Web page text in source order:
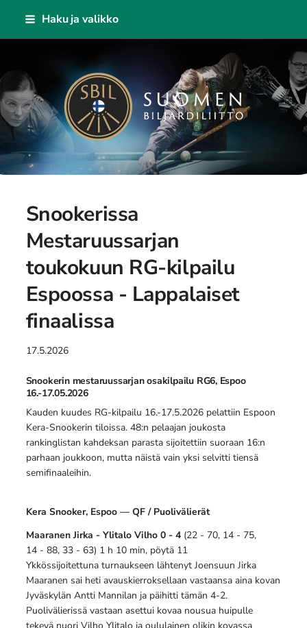
Siirry
Haku ja valikko
Suomen Biljardiliitto ry
Snookerissa
Mestaruussarjan
toukokuun RG-kilpailu
Espoossa - Lappalaiset
finaalissa
17.5.2026
Snookerin mestaruussarjan osakilpailu RG6, Espoo
16.-17.05.2026
Kauden kuudes RG-kilpailu 16.-17.5.2026 pelattiin Espoon
Kera-Snookerin tiloissa. 48:n pelaajan joukosta
rankinglistan kahdeksan parasta sijoitettiin suoraan 16:n
parhaan joukkoon, mutta näistä vain yksi selvitti tiensä
semifinaaleihin.
Kera Snooker, Espoo — QF / Puolivälierät
Maaranen Jirka - Ylitalo Vilho 0 - 4 (22 - 70, 14 - 75,
14 - 88, 33 - 63) 1 h 10 min, pöytä 11
Ykkössijoitettuna turnaukseen lähtenyt Joensuun Jirka
Maaranen sai heti avauskierroksellaan vastaansa aina kovan
Jyväskylän Antti Mannilan ja päihitti tämän 4-2.
Puolivälierissä vastaan asettui kovaa nousua huipulle